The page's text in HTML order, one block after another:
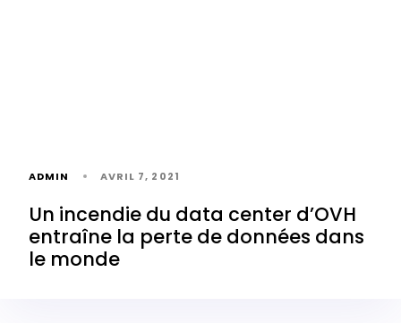
ADMIN AVRIL 7, 2021
Un incendie du data center d’OVH
entraîne la perte de données dans
le monde